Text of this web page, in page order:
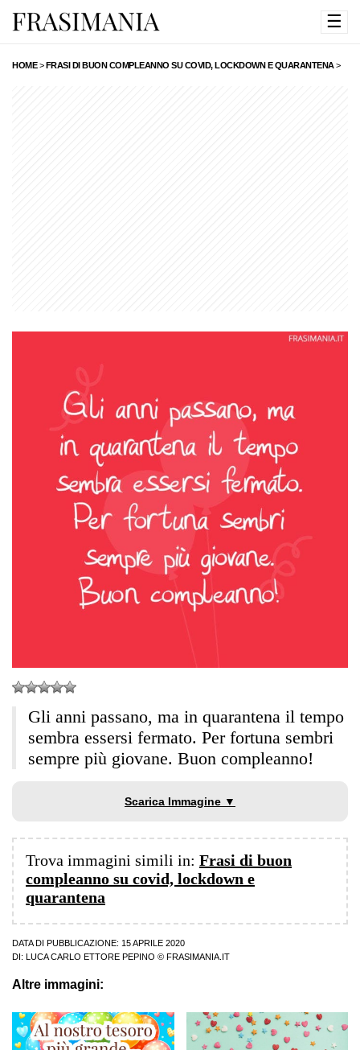
☰
HOME>FRASI DI BUON COMPLEANNO SU COVID, LOCKDOWN E QUARANTENA>
Gli anni passano, ma in quarantena il tempo
sembra essersi fermato. Per fortuna sembri
sempre più giovane. Buon compleanno!
Scarica Immagine ▼
Trova immagini simili in: Frasi di buon
compleanno su covid, lockdown e
quarantena
DATA DI PUBBLICAZIONE: 15 APRILE 2020
DI:
LUCA CARLO ETTORE PEPINO © FRASIMANIA.IT
Altre immagini: